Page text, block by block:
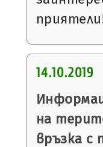
14.10.2019
на
връзка с